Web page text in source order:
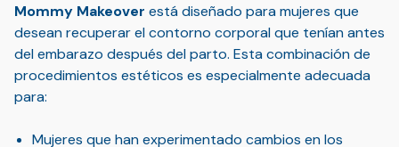
Mommy Makeover está diseñado para mujeres que
desean recuperar el contorno corporal que tenían antes
del embarazo después del parto. Esta combinación de
procedimientos estéticos es especialmente adecuada
para:
Mujeres que han experimentado cambios en los